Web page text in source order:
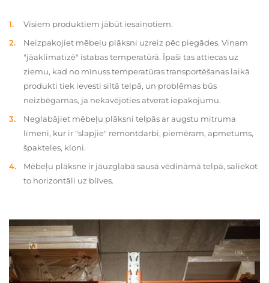
Visiem produktiem jābūt iesaiņotiem.
Neizpakojiet mēbeļu plāksni uzreiz pēc piegādes. Viņam
"jāaklimatizē" istabas temperatūrā. Īpaši tas attiecas uz
ziemu, kad no mīnuss temperatūras transportēšanas laikā
produkti tiek ievesti siltā telpā, un problēmas būs
neizbēgamas, ja nekavējoties atverat iepakojumu.
Neglabājiet mēbeļu plāksni telpās ar augstu mitruma
līmeni, kur ir "slapjie" remontdarbi, piemēram, apmetums,
špakteles, kloni.
Mēbeļu plāksne ir jāuzglabā sausā vēdināmā telpā, saliekot
to horizontāli uz blīves.